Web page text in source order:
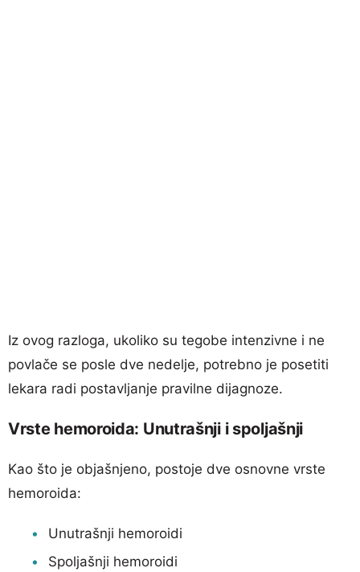
Iz ovog razloga, ukoliko su tegobe intenzivne i ne
povlače se posle dve nedelje, potrebno je posetiti
lekara radi postavljanje pravilne dijagnoze.
Vrste hemoroida: Unutrašnji i spoljašnji
Kao što je objašnjeno, postoje dve osnovne vrste
hemoroida:
Unutrašnji hemoroidi
Spoljašnji hemoroidi